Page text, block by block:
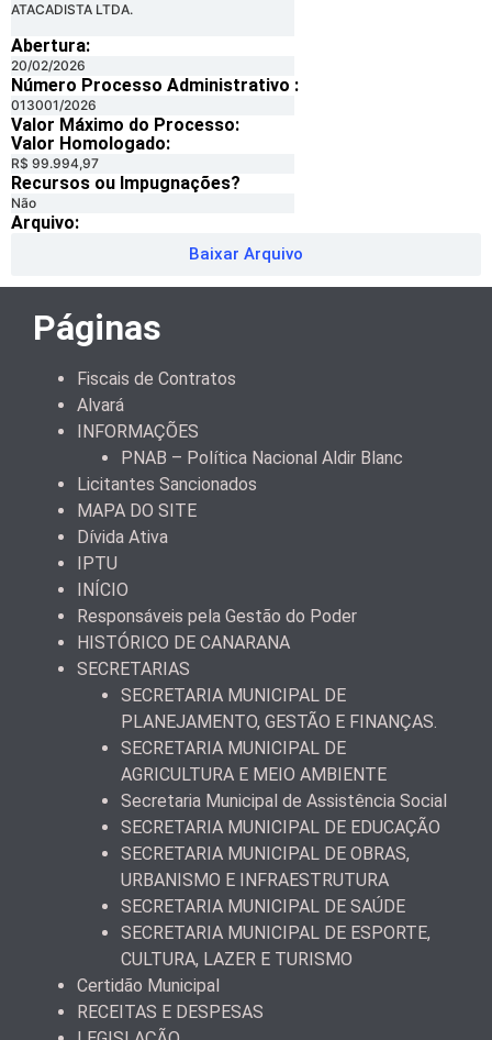
ATACADISTA LTDA.
Abertura:
20/02/2026
Número Processo Administrativo :
013001/2026
Valor Máximo do Processo: ​
Valor Homologado: ​
R$ 99.994,97
Recursos ou Impugnações? ​
Não
Arquivo:
Baixar Arquivo
Páginas
Fiscais de Contratos
Alvará
INFORMAÇÕES
PNAB – Política Nacional Aldir Blanc
Licitantes Sancionados
MAPA DO SITE
Dívida Ativa
IPTU
INÍCIO
Responsáveis pela Gestão do Poder
HISTÓRICO DE CANARANA
SECRETARIAS
SECRETARIA MUNICIPAL DE
PLANEJAMENTO, GESTÃO E FINANÇAS.
SECRETARIA MUNICIPAL DE
AGRICULTURA E MEIO AMBIENTE
Secretaria Municipal de Assistência Social
SECRETARIA MUNICIPAL DE EDUCAÇÃO
SECRETARIA MUNICIPAL DE OBRAS,
URBANISMO E INFRAESTRUTURA
SECRETARIA MUNICIPAL DE SAÚDE
SECRETARIA MUNICIPAL DE ESPORTE,
CULTURA, LAZER E TURISMO
Certidão Municipal
RECEITAS E DESPESAS